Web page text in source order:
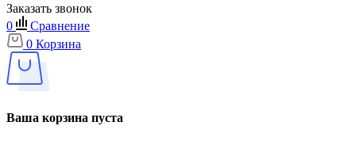
Заказать звонок
0
Сравнение
0 Корзина
Ваша корзина пуста